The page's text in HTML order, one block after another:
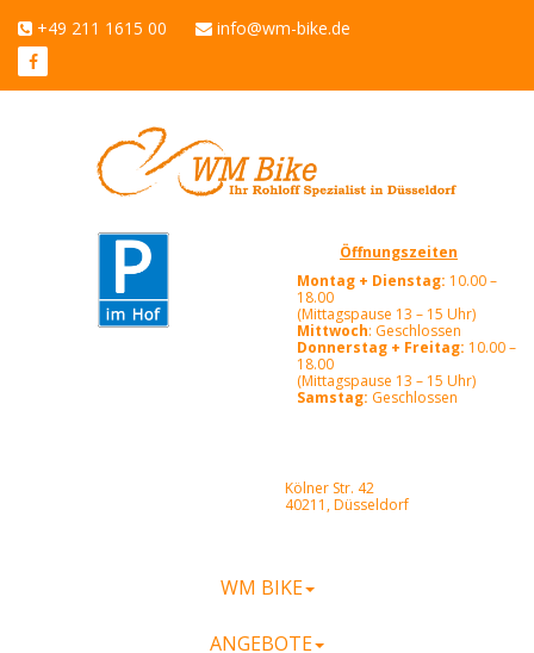
+49 211 1615 00 info@wm-bike.de
Öffnungszeiten
Montag + Dienstag: 10.00 –
18.00
(Mittagspause 13 – 15 Uhr)
Mittwoch: Geschlossen
Donnerstag + Freitag: 10.00 –
18.00
(Mittagspause 13 – 15 Uhr)
Samstag: Geschlossen
Kölner Str. 42
40211, Düsseldorf
WM BIKE
ANGEBOTE